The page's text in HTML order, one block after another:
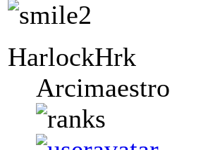
HarlockHrk
Arcimaestro